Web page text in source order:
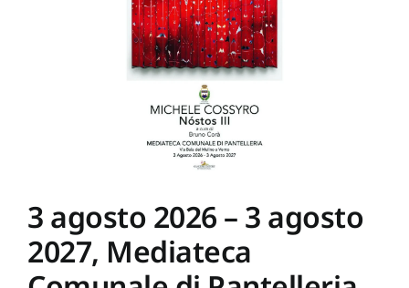
Gangemi Editore
3 agosto 2026 – 3 agosto
2027, Mediateca